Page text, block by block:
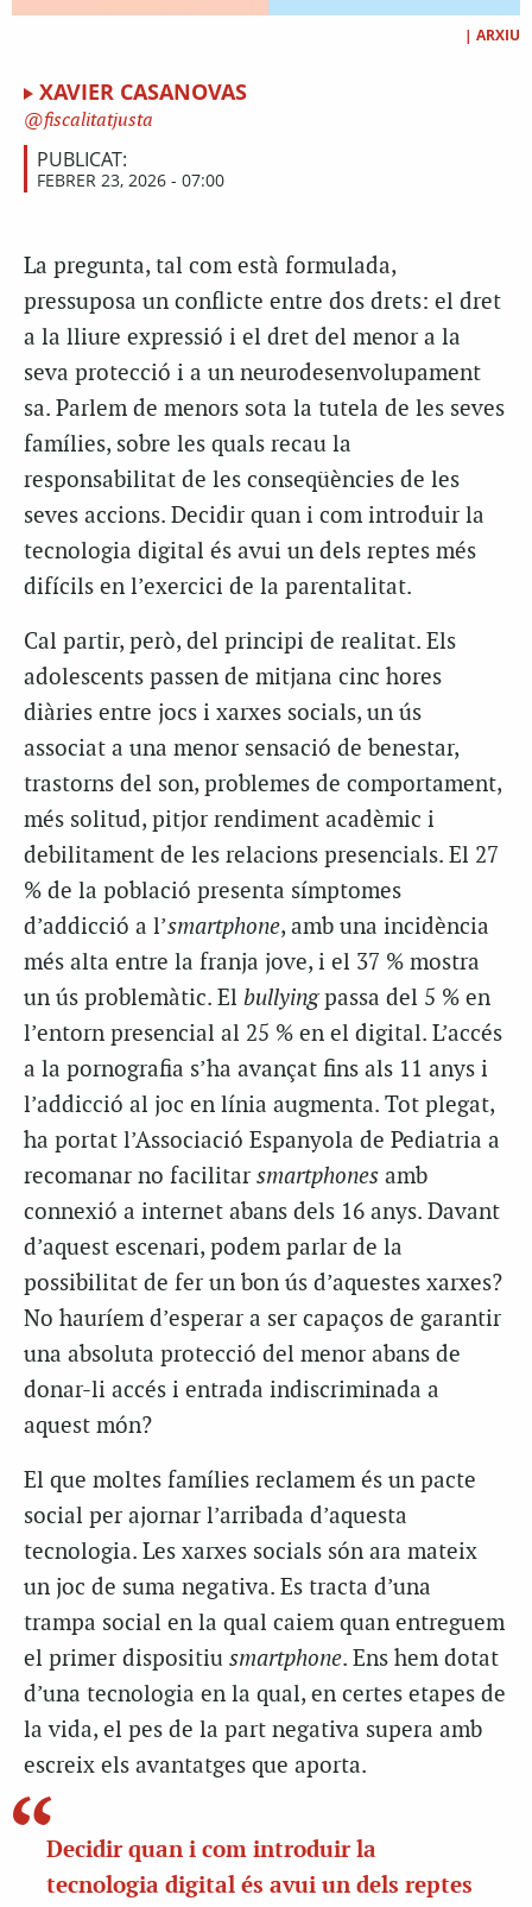
| ARXIU
XAVIER CASANOVAS
fiscalitatjusta
PUBLICAT:
FEBRER 23, 2026 - 07:00
La pregunta, tal com està formulada,
pressuposa un conflicte entre dos drets: el dret
a la lliure expressió i el dret del menor a la
seva protecció i a un neurodesenvolupament
sa. Parlem de menors sota la tutela de les seves
famílies, sobre les quals recau la
responsabilitat de les conseqüències de les
seves accions. Decidir quan i com introduir la
tecnologia digital és avui un dels reptes més
difícils en l’exercici de la parentalitat.
Cal partir, però, del principi de realitat. Els
adolescents passen de mitjana cinc hores
diàries entre jocs i xarxes socials, un ús
associat a una menor sensació de benestar,
trastorns del son, problemes de comportament,
més solitud, pitjor rendiment acadèmic i
debilitament de les relacions presencials. El 27
% de la població presenta símptomes
d’addicció a l’smartphone, amb una incidència
més alta entre la franja jove, i el 37 % mostra
un ús problemàtic. El bullyingpassa del 5 % en
l’entorn presencial al 25 % en el digital. L’accés
a la pornografia s’ha avançat fins als 11 anys i
l’addicció al joc en línia augmenta. Tot plegat,
ha portat l’Associació Espanyola de Pediatria a
recomanar no facilitar smartphones amb
connexió a internet abans dels 16 anys. Davant
d’aquest escenari, podem parlar de la
possibilitat de fer un bon ús d’aquestes xarxes?
No hauríem d’esperar a ser capaços de garantir
una absoluta protecció del menor abans de
donar-li accés i entrada indiscriminada a
aquest món?
El que moltes famílies reclamem és un pacte
social per ajornar l’arribada d’aquesta
tecnologia. Les xarxes socials són ara mateix
un joc de suma negativa. Es tracta d’una
trampa social en la qual caiem quan entreguem
el primer dispositiu smartphone. Ens hem dotat
d’una tecnologia en la qual, en certes etapes de
la vida, el pes de la part negativa supera amb
escreix els avantatges que aporta.
Decidir quan i com introduir la
tecnologia digital és avui un dels reptes